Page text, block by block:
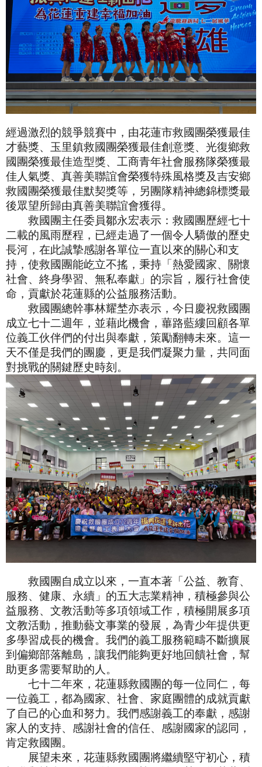
經過激烈的競爭競賽中，由花蓮市救國團榮獲最佳
才藝獎、玉里鎮救國團榮獲最佳創意獎、光復鄉救
國團榮獲最佳造型獎、工商青年社會服務隊榮獲最
佳人氣獎、真善美聯誼會榮獲特殊風格獎及吉安鄉
救國團榮獲最佳默契獎等，另團隊精神總錦標獎最
後眾望所歸由真善美聯誼會獲得。
救國團主任委員鄒永宏表示：救國團歷經七十
二載的風雨歷程，已經走過了一個令人驕傲的歷史
長河，在此誠摯感謝各單位一直以來的關心和支
持，使救國團能屹立不搖，秉持「熱愛國家、關懷
社會、終身學習、無私奉獻」的宗旨，履行社會使
命，貢獻於花蓮縣的公益服務活動。
救國團總幹事林耀埜亦表示，今日慶祝救國團
成立七十二週年，並藉此機會，蓽路藍縷回顧各單
位義工伙伴們的付出與奉獻，策勵翻轉未來。這一
天不僅是我們的團慶，更是我們凝聚力量，共同面
對挑戰的關鍵歷史時刻。
救國團自成立以來，一直本著「公益、教育、
服務、健康、永續」的五大志業精神，積極參與公
益服務、文教活動等多項領域工作，積極開展多項
文教活動，推動藝文事業的發展，為青少年提供更
多學習成長的機會。我們的義工服務範疇不斷擴展
到偏鄉部落離島，讓我們能夠更好地回饋社會，幫
助更多需要幫助的人。
七十二年來，花蓮縣救國團的每一位同仁，每
一位義工，都為國家、社會、家庭團體的成就貢獻
了自己的心血和努力。我們感謝義工的奉獻，感謝
家人的支持、感謝社會的信任、感謝國家的認同，
肯定救國團。
展望未來，花蓮縣救國團將繼續堅守初心，積